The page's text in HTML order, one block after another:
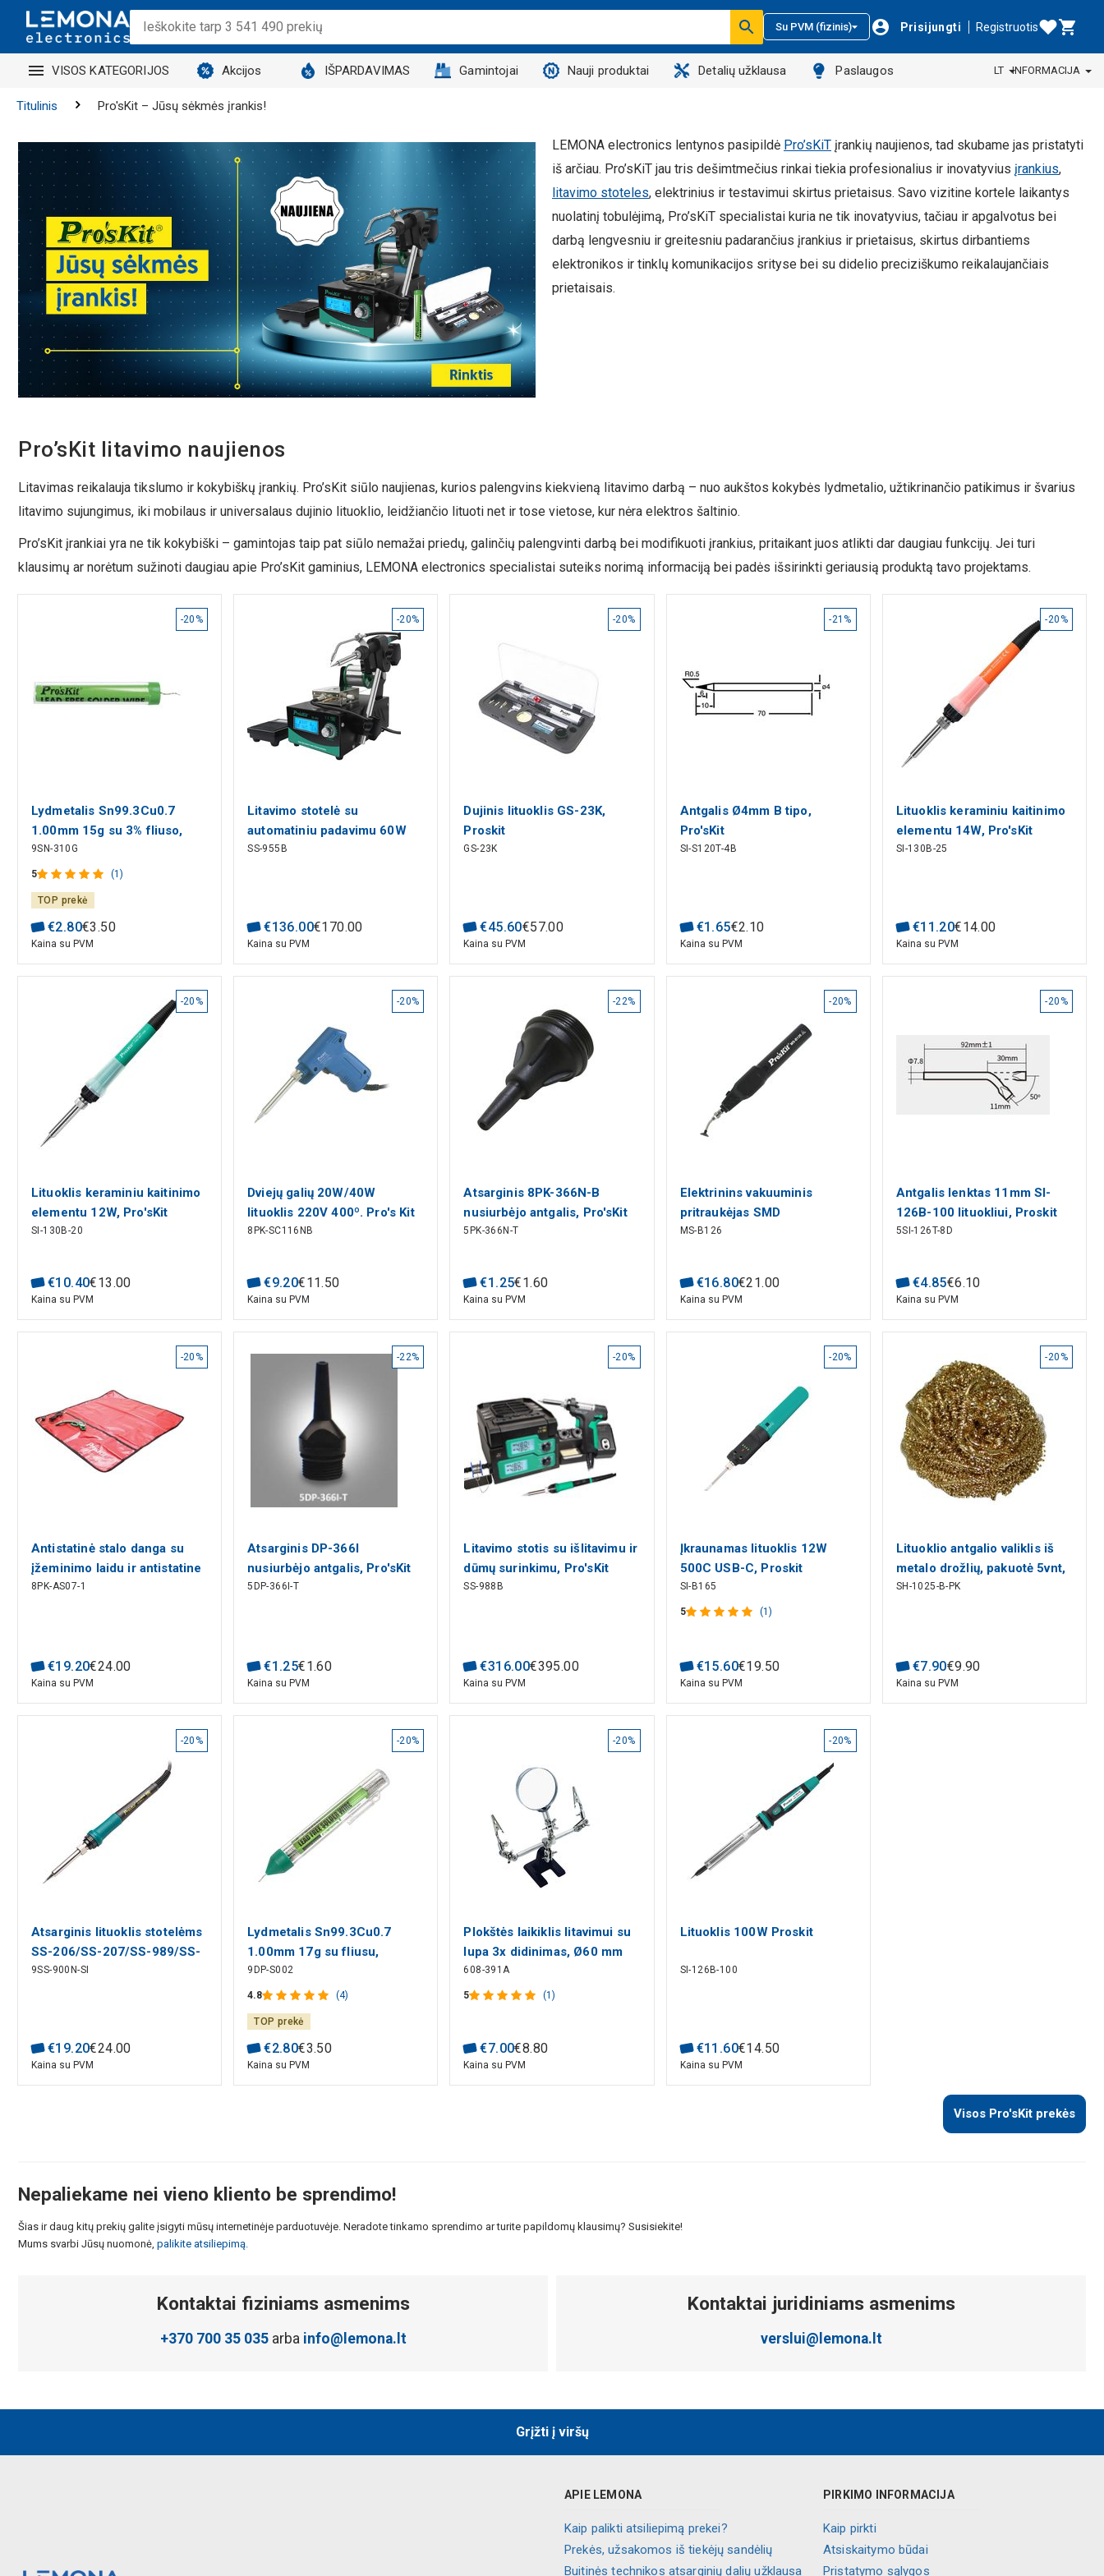
Su PVM (fizinis) Prisijungti Registruotis
VISOS KATEGORIJOS Akcijos IŠPARDAVIMAS Gamintojai Nauji produktai Detalių užklausa Paslaugos LT INFORMACIJA
Titulinis Pro'sKit – Jūsų sėkmės įrankis!
LEMONA electronics lentynos pasipildė Pro’sKiT įrankių naujienos, tad skubame jas pristatyti
iš arčiau. Pro’sKiT jau tris dešimtmečius rinkai tiekia profesionalius ir inovatyvius įrankius,
litavimo stoteles, elektrinius ir testavimui skirtus prietaisus. Savo vizitine kortele laikantys
nuolatinį tobulėjimą, Pro’sKiT specialistai kuria ne tik inovatyvius, tačiau ir apgalvotus bei
darbą lengvesniu ir greitesniu padarančius įrankius ir prietaisus, skirtus dirbantiems
elektronikos ir tinklų komunikacijos srityse bei su didelio preciziškumo reikalaujančiais
prietaisais.
Pro’sKit litavimo naujienos
Litavimas reikalauja tikslumo ir kokybiškų įrankių. Pro’sKit siūlo naujienas, kurios palengvins kiekvieną litavimo darbą – nuo aukštos kokybės lydmetalio, užtikrinančio patikimus ir švarius
litavimo sujungimus, iki mobilaus ir universalaus dujinio lituoklio, leidžiančio lituoti net ir tose vietose, kur nėra elektros šaltinio.
Pro’sKit įrankiai yra ne tik kokybiški – gamintojas taip pat siūlo nemažai priedų, galinčių palengvinti darbą bei modifikuoti įrankius, pritaikant juos atlikti dar daugiau funkcijų. Jei turi
klausimų ar norėtum sužinoti daugiau apie Pro’sKit gaminius, LEMONA electronics specialistai suteiks norimą informaciją bei padės išsirinkti geriausią produktą tavo projektams.
-20%
Lydmetalis Sn99.3Cu0.7
1.00mm 15g su 3% fliuso,
Pro'sKit
9SN-310G
5 (1)
TOP prekė
€2.80€3.50
Kaina su PVM
-20%
Litavimo stotelė su
automatiniu padavimu 60W
Proskit
SS-955B
€136.00€170.00
Kaina su PVM
-20%
Dujinis lituoklis GS-23K,
Proskit
GS-23K
€45.60€57.00
Kaina su PVM
-21%
Antgalis Ø4mm B tipo,
Pro'sKit
SI-S120T-4B
€1 .65€2.10
Kaina su PVM
-20%
Lituoklis keraminiu kaitinimo
elementu 14W, Pro'sKit
SI-130B-25
€11 .20€14.00
Kaina su PVM
-20%
Lituoklis keraminiu kaitinimo
elementu 12W, Pro'sKit
SI-130B-20
€10.40€13.00
Kaina su PVM
-20%
Dviejų galių 20W/40W
lituoklis 220V 400º. Pro's Kit
8PK-SC116NB
€9.20€11.50
Kaina su PVM
-22%
Atsarginis 8PK-366N-B
nusiurbėjo antgalis, Pro'sKit
5PK-366N-T
€1 .25€1.60
Kaina su PVM
-20%
Elektrinins vakuuminis
pritraukėjas SMD
komponentams, Pro'sKit
MS-B126
€16.80€21.00
Kaina su PVM
-20%
Antgalis lenktas 11mm SI-
126B-100 lituokliui, Proskit
5SI-126T-8D
€4.85€6.10
Kaina su PVM
-20%
Antistatinė stalo danga su
įžeminimo laidu ir antistatine
apyranke
8PK-AS07-1
€19.20€24.00
Kaina su PVM
-22%
Atsarginis DP-366I
nusiurbėjo antgalis, Pro'sKit
5DP-366I-T
€1 .25€1.60
Kaina su PVM
-20%
Litavimo stotis su išlitavimu ir
dūmų surinkimu, Pro'sKit
SS-988B
€316.00€395.00
Kaina su PVM
-20%
Įkraunamas lituoklis 12W
500C USB-C, Proskit
SI-B165
5 (1)
€15.60€19.50
Kaina su PVM
-20%
Lituoklio antgalio valiklis iš
metalo drožlių, pakuotė 5vnt,
Pro'sKit
SH-1025-B-PK
€7.90€9.90
Kaina su PVM
-20%
Atsarginis lituoklis stotelėms
SS-206/SS-207/SS-989/SS-
256, Proskit
9SS-900N-SI
€19.20€24.00
Kaina su PVM
-20%
Lydmetalis Sn99.3Cu0.7
1.00mm 17g su fliusu,
Pro'sKit
9DP-S002
4.8 (4)
TOP prekė
€2.80€3.50
Kaina su PVM
-20%
Plokštės laikiklis litavimui su
lupa 3x didinimas, Ø60 mm
ProsKit
608-391A
5 (1)
€7.00€8.80
Kaina su PVM
-20%
Lituoklis 100W Proskit
SI-126B-100
€11 .60€14.50
Kaina su PVM
Visos Pro'sKit prekės
Nepaliekame nei vieno kliento be sprendimo!
Šias ir daug kitų prekių galite įsigyti mūsų internetinėje parduotuvėje. Neradote tinkamo sprendimo ar turite papildomų klausimų? Susisiekite!
Mums svarbi Jūsų nuomonė, palikite atsiliepimą.
Kontaktai fiziniams asmenims
+370 700 35 035arba info@lemona.lt
Kontaktai juridiniams asmenims
verslui@lemona.lt
Grįžti į viršų
APIE LEMONA
Kaip palikti atsiliepimą prekei?
Prekės, užsakomos iš tiekėjų sandėlių
Buitinės technikos atsarginių dalių užklausa
PIRKIMO INFORMACIJA
Kaip pirkti
Atsiskaitymo būdai
Pristatymo sąlygos